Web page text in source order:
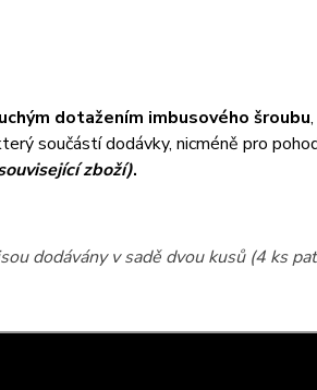
dotažením imbusového šroubu
součástí dodávky, nicméně pro
zboží).
dodávány v sadě dvou kusů (4 ks